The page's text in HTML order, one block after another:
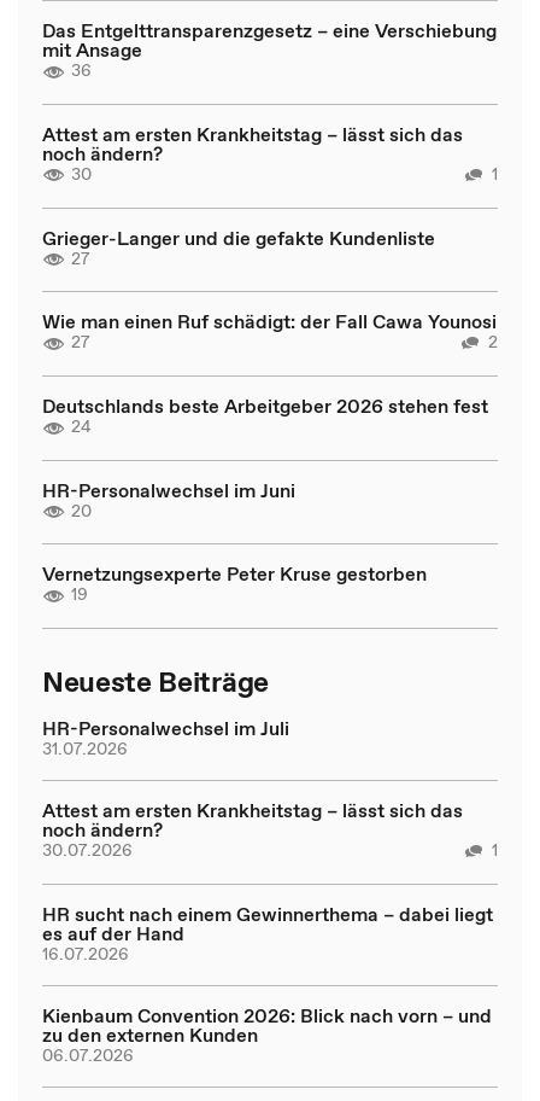
Das Entgelttransparenzgesetz – eine Verschiebung
mit Ansage
36
Attest am ersten Krankheitstag – lässt sich das
noch ändern?
30 1
Grieger-Langer und die gefakte Kundenliste
27
Wie man einen Ruf schädigt: der Fall Cawa Younosi
27 2
Deutschlands beste Arbeitgeber 2026 stehen fest
24
HR-Personalwechsel im Juni
20
Vernetzungsexperte Peter Kruse gestorben
19
Neueste Beiträge
HR-Personalwechsel im Juli
31.07.2026
Attest am ersten Krankheitstag – lässt sich das
noch ändern?
30.07.2026 1
HR sucht nach einem Gewinnerthema – dabei liegt
es auf der Hand
16.07.2026
Kienbaum Convention 2026: Blick nach vorn – und
zu den externen Kunden
06.07.2026